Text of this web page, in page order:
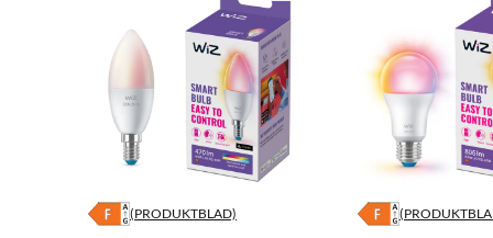
Nominell livslängd: 15 000 timmar
Antal tändcykler: 20 000
Färgkonsekvens: 6SDCM
Färgåtergivningsindex: 90
Färgtemperatur: 2700-6500 K
Nominellt ljusflöde: 470 lm
Tändtid: <0.5 s>
Wattstyrka: 4,9 W
(PRODUKTBLAD)